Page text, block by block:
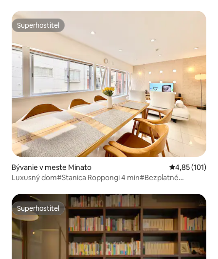
Superhostiteľ
Superhostiteľ
Bývanie v meste Minato Priemerné
4,85 (101)
Luxusný dom#Stanica Roppongi 4 min#Bezplatné
Superhostiteľ
Superhostiteľ